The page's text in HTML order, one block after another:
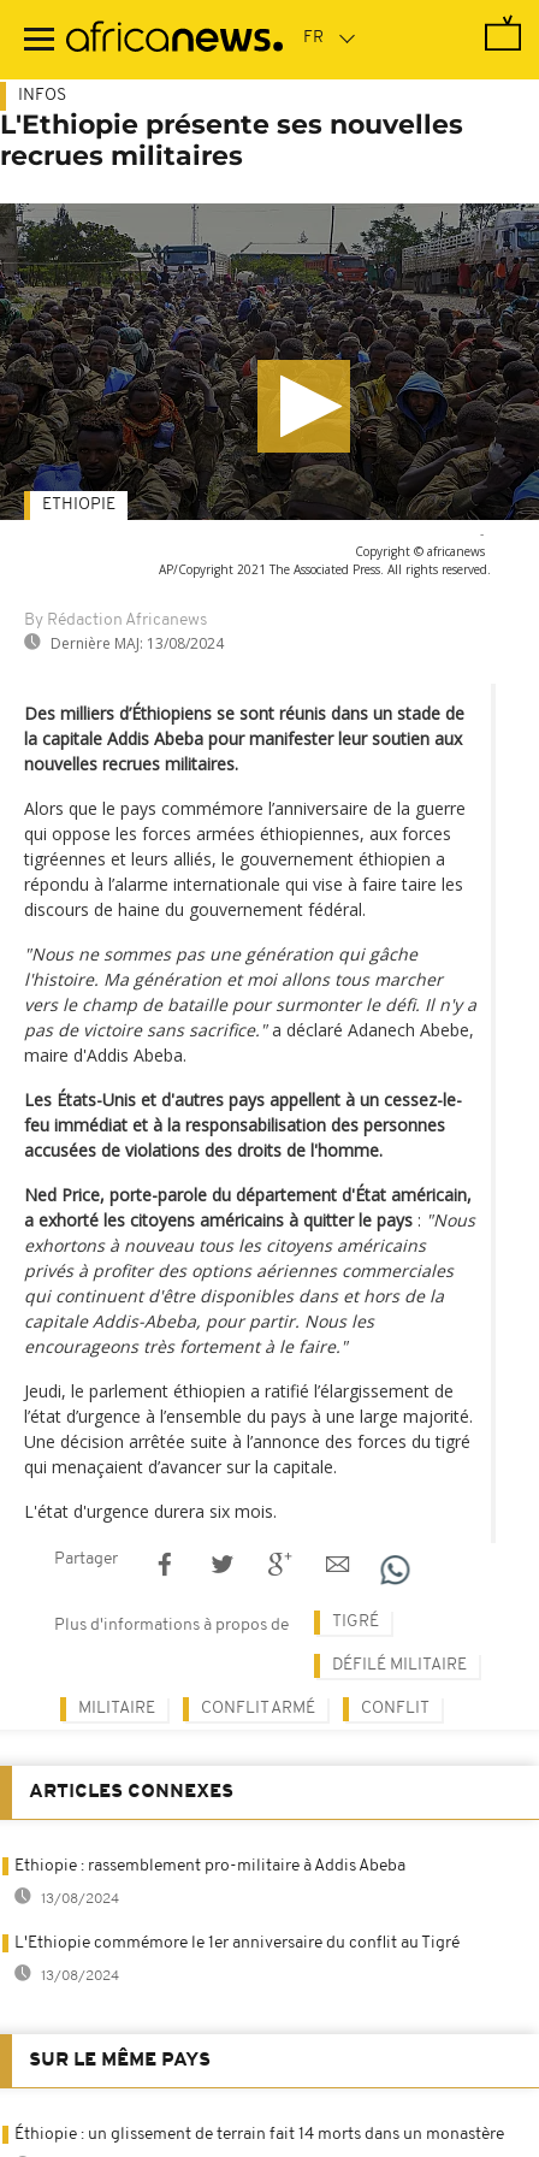
contenu
INFOS
L'Ethiopie présente ses nouvelles
recrues militaires
-
Copyright © africanews
AP/Copyright 2021 The Associated Press. All rights reserved.
By Rédaction Africanews
Dernière MAJ: 13/08/2024
ETHIOPIE
Des milliers d’Éthiopiens se sont réunis dans un stade de
la capitale Addis Abeba pour manifester leur soutien aux
nouvelles recrues militaires.
Alors que le pays commémore l’anniversaire de la guerre
qui oppose les forces armées éthiopiennes, aux forces
tigréennes et leurs alliés, le gouvernement éthiopien a
répondu à l’alarme internationale qui vise à faire taire les
discours de haine du gouvernement fédéral.
"Nous ne sommes pas une génération qui gâche
l'histoire. Ma génération et moi allons tous marcher
vers le champ de bataille pour surmonter le défi. Il n'y a
pas de victoire sans sacrifice."a déclaré Adanech Abebe,
maire d'Addis Abeba.
Les États-Unis et d'autres pays appellent à un cessez-le-
feu immédiat et à la responsabilisation des personnes
accusées de violations des droits de l'homme.
Ned Price, porte-parole du département d'État américain,
a exhorté les citoyens américains à quitter le pays : "Nous
exhortons à nouveau tous les citoyens américains
privés à profiter des options aériennes commerciales
qui continuent d'être disponibles dans et hors de la
capitale Addis-Abeba, pour partir. Nous les
encourageons très fortement à le faire."
Jeudi, le parlement éthiopien a ratifié l’élargissement de
l’état d’urgence à l’ensemble du pays à une large majorité.
Une décision arrêtée suite à l’annonce des forces du tigré
qui menaçaient d’avancer sur la capitale.
L'état d'urgence durera six mois.
Partager
Plus d'informations à propos de TIGRÉ
DÉFILÉ MILITAIRE
MILITAIRE CONFLIT ARMÉ CONFLIT
ARTICLES CONNEXES
Ethiopie : rassemblement pro-militaire à Addis Abeba
13/08/2024
L'Ethiopie commémore le 1er anniversaire du conflit au Tigré
13/08/2024
SUR LE MÊME PAYS
Éthiopie : un glissement de terrain fait 14 morts dans un monastère